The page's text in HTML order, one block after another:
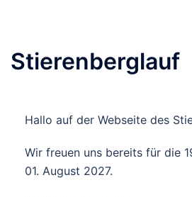
Stierenberglauf
Hallo auf der Webseite des
Wir freuen uns bereits für die
01. August 2027.